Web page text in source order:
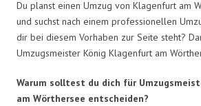
Du planst einen Umzug von Klagenfurt am
und suchst nach einem professionellen
dir bei diesem Vorhaben zur Seite steht?
Umzugsmeister König Klagenfurt am
Warum solltest du dich für
am Wörthersee entscheiden?